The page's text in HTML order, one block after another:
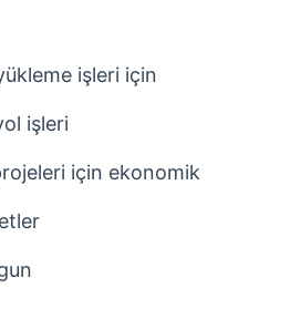
işleri için
işleri
için ekonomik